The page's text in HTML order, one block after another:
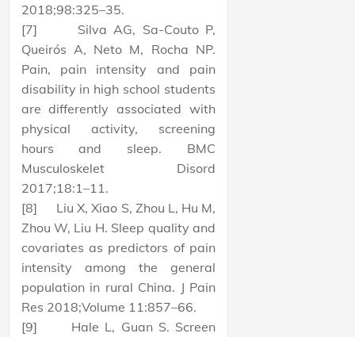
2018;98:325–35.
[7] Silva AG, Sa-Couto P,
Queirós A, Neto M, Rocha NP.
Pain, pain intensity and pain
disability in high school students
are differently associated with
physical activity, screening
hours and sleep. BMC
Musculoskelet Disord
2017;18:1–11.
[8] Liu X, Xiao S, Zhou L, Hu M,
Zhou W, Liu H. Sleep quality and
covariates as predictors of pain
intensity among the general
population in rural China. J Pain
Res 2018;Volume 11:857–66.
[9] Hale L, Guan S. Screen